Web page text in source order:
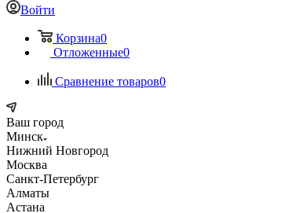
Войти
Корзина0
Отложенные0
Сравнение товаров0
Ваш город
Минск
Нижний Новгород
Москва
Санкт-Петербург
Алматы
Астана